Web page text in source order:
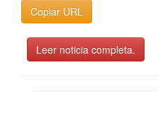
Copiar URL
Leer noticia completa.